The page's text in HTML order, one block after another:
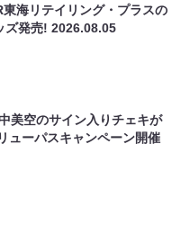
海リテイリング・プラスの
ズ発売!2026.08.05
美空のサイン入りチェキが
ューパスキャンペーン開催